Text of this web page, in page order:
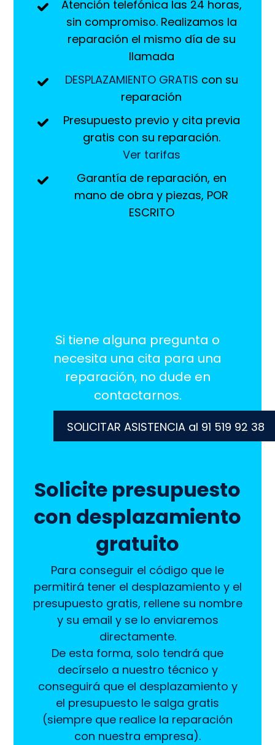
Atención telefónica las 24 horas,
sin compromiso. Realizamos la
reparación el mismo día de su
llamada
DESPLAZAMIENTO GRATIS con su
reparación
Presupuesto previo y cita previa
gratis con su reparación.
Ver tarifas
Garantía de reparación, en
mano de obra y piezas, POR
ESCRITO
Si tiene alguna pregunta o
necesita una cita para una
reparación, no dude en
contactarnos.
SOLICITAR ASISTENCIA al 91 519 92 38
Solicite presupuesto
con desplazamiento
gratuito
Para conseguir el código que le
permitirá tener el desplazamiento y el
presupuesto gratis, rellene su nombre
y su email y se lo enviaremos
directamente.
De esta forma, solo tendrá que
decírselo a nuestro técnico y
conseguirá que el desplazamiento y
el presupuesto le salga gratis
(siempre que realice la reparación
con nuestra empresa).